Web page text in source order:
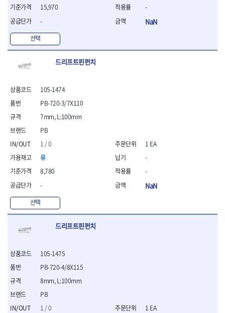
- 포지비트소켓
- 뻰치
- 편구스패너
- 플라이어
- 스냅링플라이어
- 그룹조인트플라이어
- 케이블커터
- 바이스플라이어
- 옵셋렌치
- 공구함세트
- 콤비네이션렌치
- 라쳇콤비네이션렌치
- 라쳇옵셋렌치
- 콤비네이션렌치세트
- 플레어너트렌치
- 양구스패너세트
- 라쳇콤비네이션렌치세
- 라쳇콤비네이션세트
- 라쳇렌치
- 함마렌치
15,970
-
선택
-
NaN
드리프트핀펀치
105-1474
PB
1 / 0
유
8,780
-
선택
PB-720-3/7X110
7mm, L:100mm
1 EA
-
-
NaN
드리프트핀펀치
105-1475
PB
1 / 0
PB-720-4/8X115
8mm, L:100mm
1 EA